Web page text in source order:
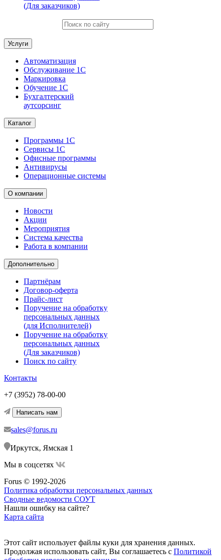
(Для заказчиков)
Услуги
Автоматизация
Обслуживание 1С
Маркировка
Обучение 1С
Бухгалтерский
аутсорсинг
Каталог
Программы 1С
Сервисы 1С
Офисные программы
Антивирусы
Операционные системы
О компании
Новости
Акции
Мероприятия
Система качества
Работа в компании
Дополнительно
Партнёрам
Договор-оферта
Прайс-лист
Поручение на обработку
персональных данных
(для Исполнителей)
Поручение на обработку
персональных данных
(Для заказчиков)
Поиск по сайту
Контакты
+7 (3952) 78-00-00
Написать нам
sales@forus.ru
Иркутск, Ямская 1
Мы в соцсетях
Forus © 1992-2026
Политика обработки персональных данных
Сводные ведомости СОУТ
Нашли ошибку на сайте?
Карта сайта
Этот сайт использует файлы куки для хранения данных.
Продолжая использовать сайт, Вы соглашаетесь с Политикой